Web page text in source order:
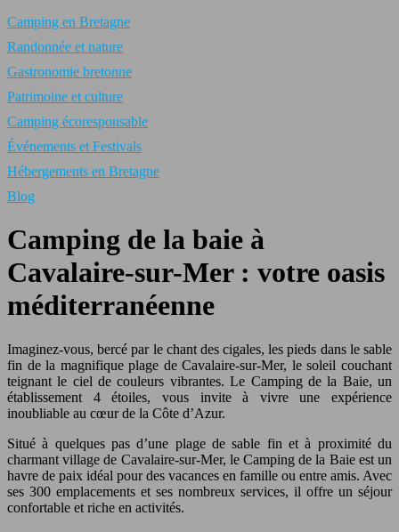
Camping en Bretagne
Randonnée et nature
Gastronomie bretonne
Patrimoine et culture
Camping écoresponsable
Événements et Festivals
Hébergements en Bretagne
Blog
Camping de la baie à
Cavalaire-sur-Mer : votre oasis
méditerranéenne
Imaginez-vous, bercé par le chant des cigales, les pieds dans le sable
fin de la magnifique plage de Cavalaire-sur-Mer, le soleil couchant
teignant le ciel de couleurs vibrantes. Le Camping de la Baie, un
établissement 4 étoiles, vous invite à vivre une expérience
inoubliable au cœur de la Côte d’Azur.
Situé à quelques pas d’une plage de sable fin et à proximité du
charmant village de Cavalaire-sur-Mer, le Camping de la Baie est un
havre de paix idéal pour des vacances en famille ou entre amis. Avec
ses 300 emplacements et ses nombreux services, il offre un séjour
confortable et riche en activités.